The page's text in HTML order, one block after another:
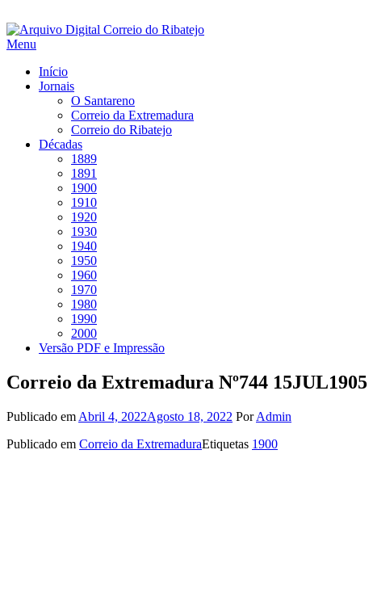
Saltar
para
Menu
Início
Jornais
O Santareno
Correio da Extremadura
Correio do Ribatejo
Décadas
1889
1891
1900
1910
1920
1930
1940
1950
1960
1970
1980
1990
2000
Versão PDF e Impressão
Correio da Extremadura Nº744 15JUL1905
Publicado em Abril 4, 2022Agosto 18, 2022 PorAdmin
Publicado em Correio da ExtremaduraEtiquetas 1900